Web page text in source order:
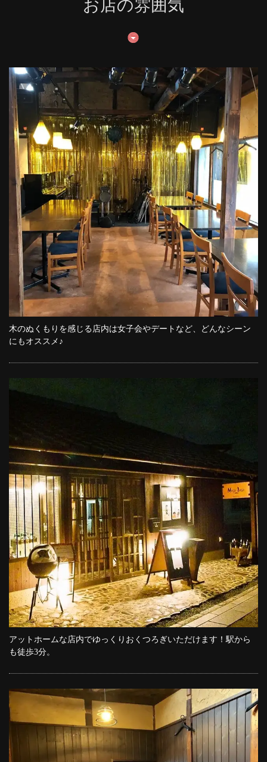
お店の雰囲気
木のぬくもりを感じる店内は女子会やデートなど、どんなシーン
にもオススメ♪
アットホームな店内でゆっくりおくつろぎいただけます！駅から
も徒歩3分。